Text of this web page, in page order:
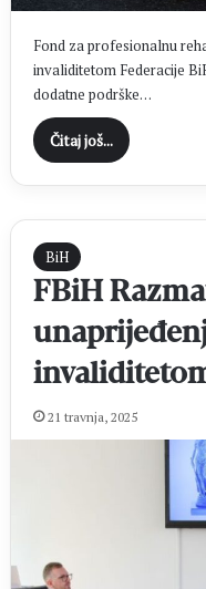
Fond za profesionalnu
invaliditetom Federacije
dodatne podrške…
Čitaj još...
BiH
FBiH
21 travnja, 2025